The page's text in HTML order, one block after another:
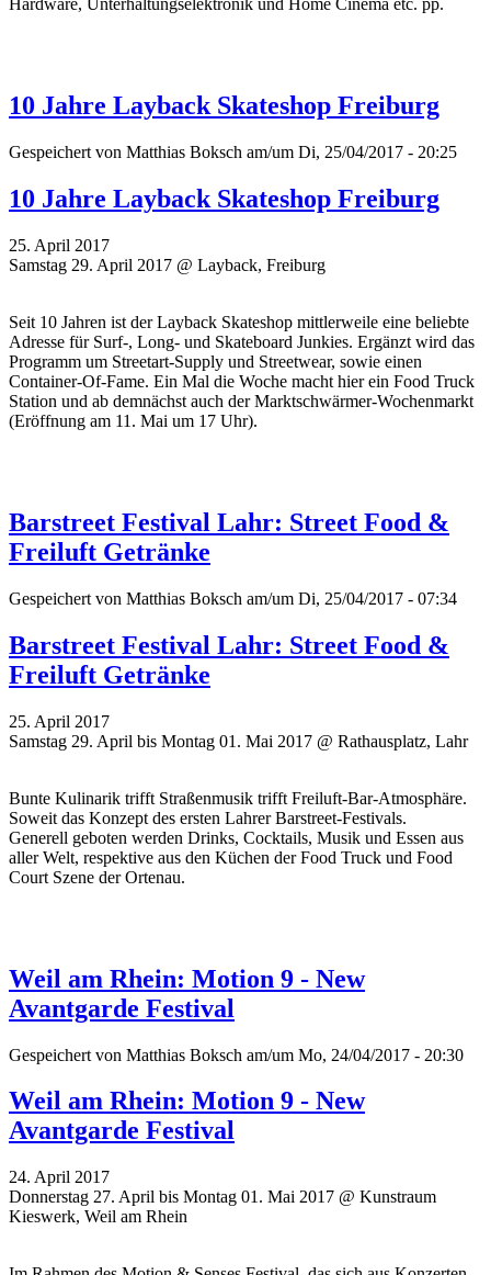
Hardware, Unterhaltungselektronik und Home Cinema etc. pp.
10 Jahre Layback Skateshop Freiburg
Gespeichert von Matthias Boksch am/um Di, 25/04/2017 - 20:25
10 Jahre Layback Skateshop Freiburg
25. April 2017
Samstag 29. April 2017 @ Layback, Freiburg
Seit 10 Jahren ist der Layback Skateshop mittlerweile eine beliebte
Adresse für Surf-, Long- und Skateboard Junkies. Ergänzt wird das
Programm um Streetart-Supply und Streetwear, sowie einen
Container-Of-Fame. Ein Mal die Woche macht hier ein Food Truck
Station und ab demnächst auch der Marktschwärmer-Wochenmarkt
(Eröffnung am 11. Mai um 17 Uhr).
Barstreet Festival Lahr: Street Food &
Freiluft Getränke
Gespeichert von Matthias Boksch am/um Di, 25/04/2017 - 07:34
Barstreet Festival Lahr: Street Food &
Freiluft Getränke
25. April 2017
Samstag 29. April bis Montag 01. Mai 2017 @ Rathausplatz, Lahr
Bunte Kulinarik trifft Straßenmusik trifft Freiluft-Bar-Atmosphäre.
Soweit das Konzept des ersten Lahrer Barstreet-Festivals.
Generell geboten werden Drinks, Cocktails, Musik und Essen aus
aller Welt, respektive aus den Küchen der Food Truck und Food
Court Szene der Ortenau.
Weil am Rhein: Motion 9 - New
Avantgarde Festival
Gespeichert von Matthias Boksch am/um Mo, 24/04/2017 - 20:30
Weil am Rhein: Motion 9 - New
Avantgarde Festival
24. April 2017
Donnerstag 27. April bis Montag 01. Mai 2017 @ Kunstraum
Kieswerk, Weil am Rhein